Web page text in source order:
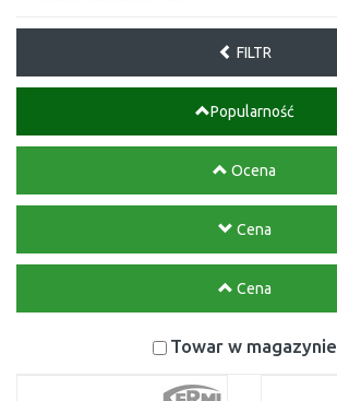
FILTR
Popularność
Ocena
Cena
Cena
Towar w magazynie